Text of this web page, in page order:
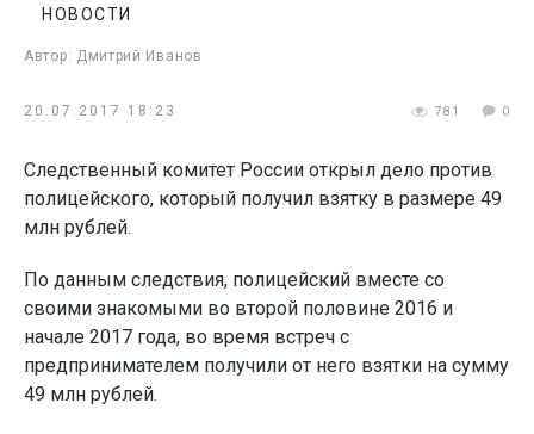
Автор: Дмитрий Иванов
НОВОСТИ
20.07.2017 18:23 781 0
Следственный комитет России открыл дело против
полицейского, который получил взятку в размере 49
млн рублей.
По данным следствия, полицейский вместе со
своими знакомыми во второй половине 2016 и
начале 2017 года, во время встреч с
предпринимателем получили от него взятки на сумму
49 млн рублей.